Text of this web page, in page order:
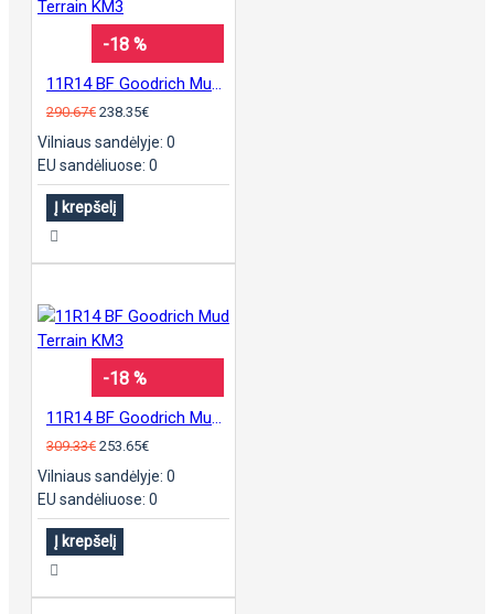
-18 %
290.67€ 238.35€
Vilniaus sandėlyje: 0
EU sandėliuose: 0
Į krepšelį
-18 %
309.33€ 253.65€
Vilniaus sandėlyje: 0
EU sandėliuose: 0
Į krepšelį